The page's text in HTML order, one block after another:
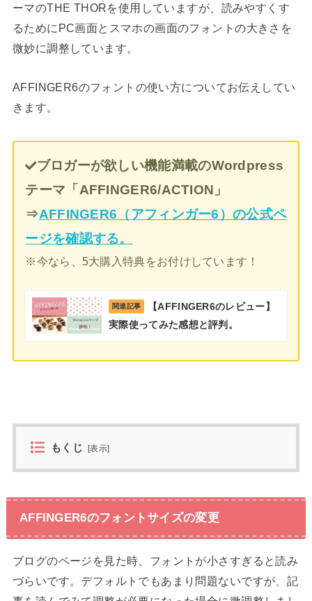
ーマのTHE THORを使用していますが、読みやすくす
るためにPC画面とスマホの画面のフォントの大きさを
微妙に調整しています。
AFFINGER6のフォントの使い方についてお伝えしてい
きます。
ブロガーが欲しい機能満載のWordpress
テーマ「AFFINGER6/ACTION」
⇒AFFINGER6（アフィンガー6）の公式ペ
ージを確認する。
※今なら、5大購入特典をお付けしています！
関連記事
【AFFINGER6のレビュー】
実際使ってみた感想と評判。
もくじ [表示]
AFFINGER6のフォントサイズの変更
ブログのページを見た時、フォントが小さすぎると読み
づらいです。デフォルトでもあまり問題ないですが、記